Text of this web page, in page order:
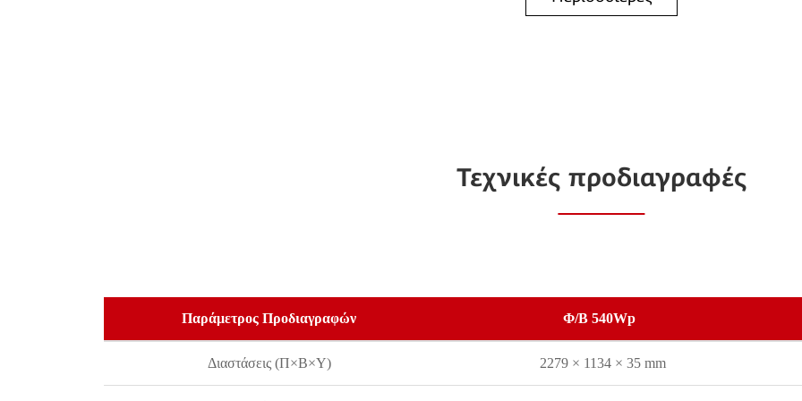
Τεχνικές προδιαγραφές
Παράμετρος Προδιαγραφών Φ/Β 540Wp
Διαστάσεις (Π×Β×Υ) 2279 × 1134 × 35 mm